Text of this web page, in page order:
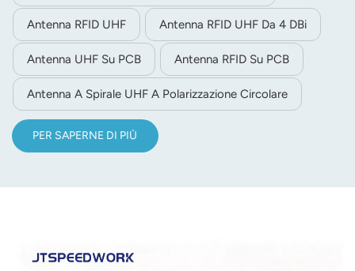
applicata a occasioni terminali come i telefoni cellulari
RFID in banda UHF.
Antenna RFID UHF Antenna RFID UHF Da 4 DBi
Antenna UHF Su PCB Antenna RFID Su PCB
Antenna A Spirale UHF A Polarizzazione Circolare
PER SAPERNE DI PIÙ